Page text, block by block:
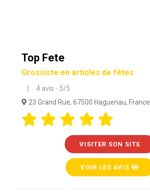
Top Fete
Grossiste en articles de fêtes
| 4 avis - 5/5
23 Grand Rue, 67500 Haguenau, France
VISITER SON SITE
VOIR LES AVIS